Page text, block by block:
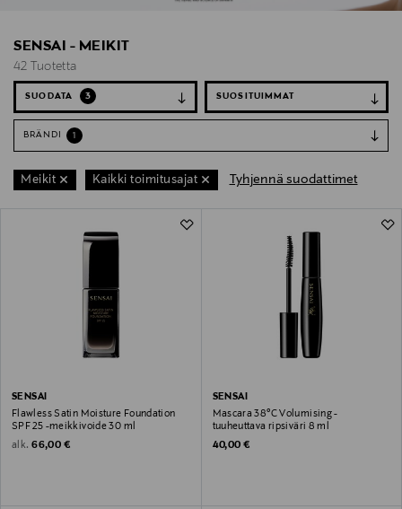
SENSAI - MEIKIT
42 Tuotetta
SUODATA 3
BRÄNDI 1
Meikit Kaikki toimitusajat Tyhjennä suodattimet
SENSAI
Flawless Satin Moisture Foundation
SPF 25 -meikkivoide 30 ml
alk. Original Price
66,00 €
SENSAI
Mascara 38°C Volumising -
tuuheuttava ripsiväri 8 ml
Original Price
40,00 €